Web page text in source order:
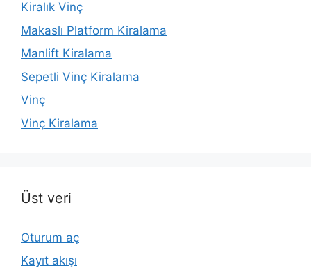
Kiralık Vinç
Makaslı Platform Kiralama
Manlift Kiralama
Sepetli Vinç Kiralama
Vinç
Vinç Kiralama
Üst veri
Oturum aç
Kayıt akışı